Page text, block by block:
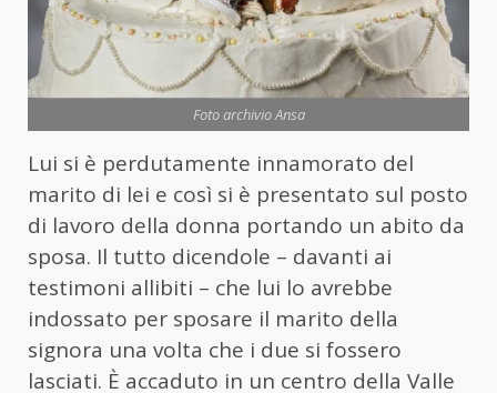
Foto archivio Ansa
Lui si è perdutamente innamorato del
marito di lei e così si è presentato sul posto
di lavoro della donna portando un abito da
sposa. Il tutto dicendole – davanti ai
testimoni allibiti – che lui lo avrebbe
indossato per sposare il marito della
signora una volta che i due si fossero
lasciati. È accaduto in un centro della Valle